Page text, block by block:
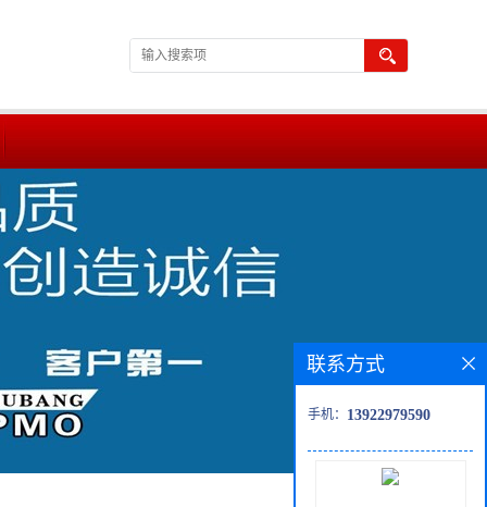
联系方式
手机： 13922979590